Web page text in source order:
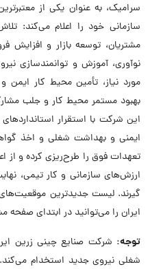
سرامیک، به عنوان یکی از
سازمانی خود را اعلام می‌کند:
مشتریان، توسعه بازار و افزایش
نوآوری، آموزش و توانمندسازی
مورد نیاز، تأمین محیط کار
بهبود مستمر محیط کار و جلب
این شرکت با استقرار
ایمنی و بهداشت شغلی و اخذ
تعهدات فوق را طرح‌ریزی کرده و از
ارزش‌های سازمانی و کار تیمی،
گیرند. لیست جدیدترین
ایران را می‌توانید در ابتدای صفحه
توجه:
شغلی نیروی جدید استخدام می‌کند.